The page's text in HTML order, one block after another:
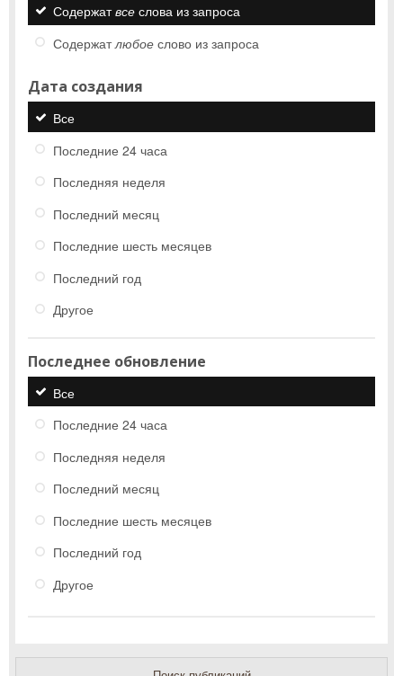
Содержатвсе слова из запроса
Содержатлюбое слово из запроса
Дата создания
Все
Последние 24 часа
Последняя неделя
Последний месяц
Последние шесть месяцев
Последний год
Другое
Последнее обновление
Все
Последние 24 часа
Последняя неделя
Последний месяц
Последние шесть месяцев
Последний год
Другое